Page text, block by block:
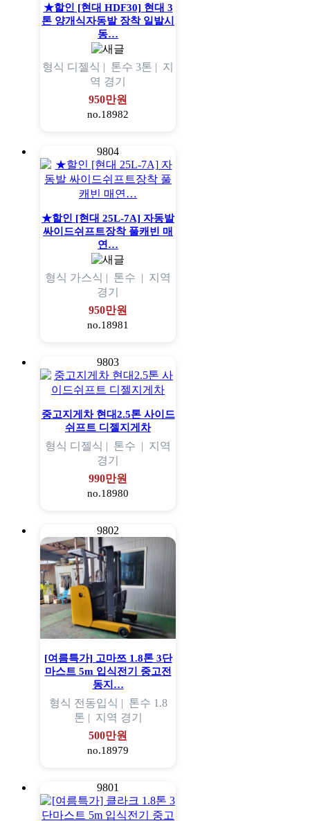
★할인 [현대 HDF30] 현대 3
톤 양개식자동발 장착 일발시
동…
형식 디젤식 | 톤수 3톤 | 지
역 경기
950만원
no.18982
9804
★할인 [현대 25L-7A] 자동발
싸이드쉬프트장착 풀캐빈 매
연…
형식 가스식 | 톤수 | 지역
경기
950만원
no.18981
9803
중고지게차 현대2.5톤 사이드
쉬프트 디젤지게차
형식 디젤식 | 톤수 | 지역
경기
990만원
no.18980
9802
[여름특가] 고마쯔 1.8톤 3단
마스트 5m 입식전기 중고전
동지…
형식 전동입식 | 톤수 1.8
톤 | 지역 경기
500만원
no.18979
9801